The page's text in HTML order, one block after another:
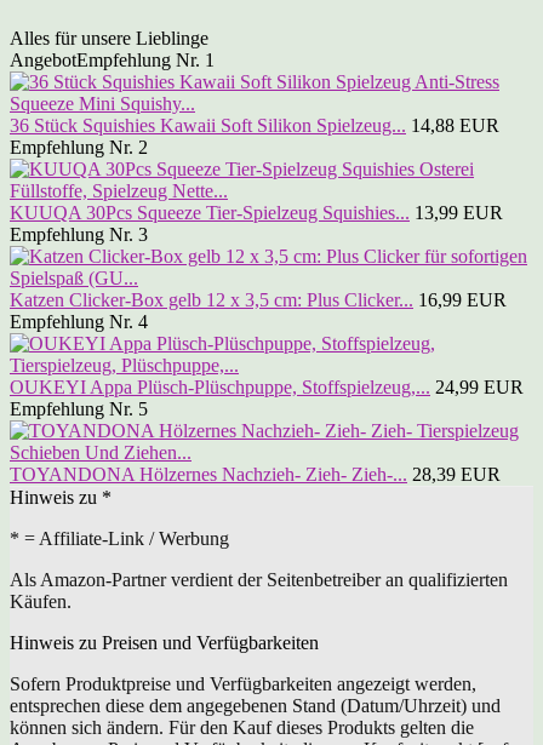
Alles für unsere Lieblinge
AngebotEmpfehlung Nr. 1
36 Stück Squishies Kawaii Soft Silikon Spielzeug... 14,88 EUR
Empfehlung Nr. 2
KUUQA 30Pcs Squeeze Tier-Spielzeug Squishies... 13,99 EUR
Empfehlung Nr. 3
Katzen Clicker-Box gelb 12 x 3,5 cm: Plus Clicker... 16,99 EUR
Empfehlung Nr. 4
OUKEYI Appa Plüsch-Plüschpuppe, Stoffspielzeug,... 24,99 EUR
Empfehlung Nr. 5
TOYANDONA Hölzernes Nachzieh- Zieh- Zieh-... 28,39 EUR
Hinweis zu *
* = Affiliate-Link / Werbung
Als Amazon-Partner verdient der Seitenbetreiber an qualifizierten
Käufen.
Hinweis zu Preisen und Verfügbarkeiten
Sofern Produktpreise und Verfügbarkeiten angezeigt werden,
entsprechen diese dem angegebenen Stand (Datum/Uhrzeit) und
können sich ändern. Für den Kauf dieses Produkts gelten die